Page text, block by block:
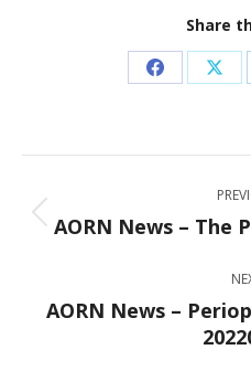
Share
Share
Facebook
X
navigation
AORN News – The
AORN News –